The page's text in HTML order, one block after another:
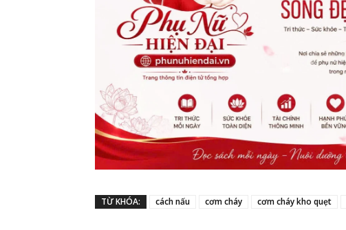
TỪ KHÓA: cách nấu cơm cháy cơm cháy kho quẹt